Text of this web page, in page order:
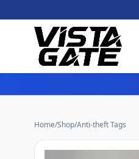
Home/Shop/Anti-theft Tags